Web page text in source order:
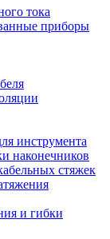
тока
приборы
инструмента
наконечников
стяжек
и гибки